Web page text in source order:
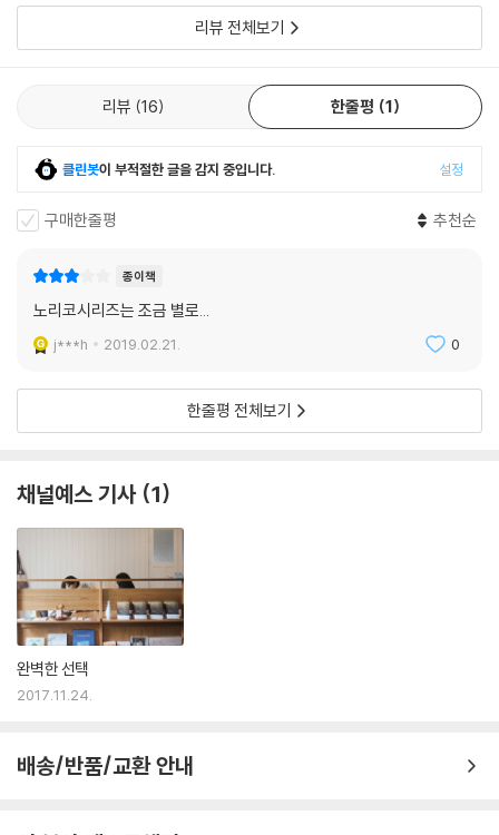
리뷰 전체보기
리뷰 16 한줄평 1
클린봇이 부적절한 글을 감지 중입니다. 설정
구매한줄평 추천순
종이책
노리코시리즈는 조금 별로...
j***h 2019.02.21. 0
한줄평 전체보기
채널예스 기사 1
완벽한 선택
2017.11.24.
배송/반품/교환 안내